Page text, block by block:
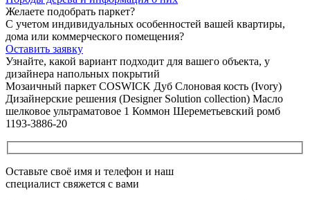
Желаете подобрать паркет?
С учетом индивидуальных особенностей вашей квартиры,
дома или коммерческого помещения?
Оставить заявку
Узнайте, какой вариант подходит для вашего объекта, у
дизайнера напольных покрытий
Мозаичный паркет COSWICK Дуб Слоновая кость (Ivory)
Дизайнерские решения (Designer Solution collection) Масло
шелковое ультраматовое 1 Коммон Шереметьевский ромб
1193-3886-20
Оставьте своё имя и телефон и наш
специалист свяжется с вами